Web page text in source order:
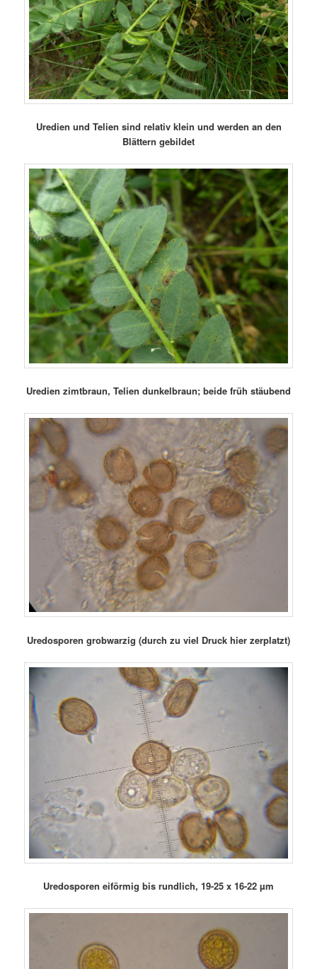
Uredien und Telien sind relativ klein und werden an den
Blättern gebildet
Uredien zimtbraun, Telien dunkelbraun; beide früh stäubend
Uredosporen grobwarzig (durch zu viel Druck hier zerplatzt)
Uredosporen eiförmig bis rundlich, 19-25 x 16-22 µm